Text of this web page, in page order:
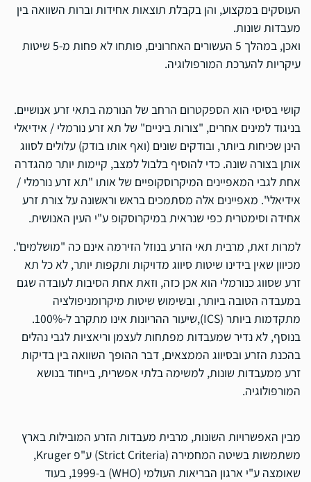
העוסקים במקצוע, והן בקבלת תוצאות אחידות וברות השוואה בין
מעבדות שונות.
ואכן, במהלך 5 העשורים האחרונים, פותחו לא פחות מ-5 שיטות
עיקריות להערכת המורפולוגיה.
קושי בסיסי הוא הספקטרום הרחב של הנורמה בתאי זרע אנושיים.
בניגוד למינים אחרים, "צורות ביניים" של תא זרע נורמלי / אידיאלי
הינן שכיחות ביותר, ובודקים שונים (ואף אותו בודק) עלולים לסווג
אותן בצורה שונה. כדי להוסיף בלבול למצב, קיימות יותר מהגדרה
אחת לגבי המאפיינים המיקרוסקופיים של אותו "תא זרע נורמלי /
אידיאלי". מאפיינים אלה מסתמכים בראש וראשונה על צורת זרע
אחידה וסימטרית כפי שנראית במיקרוסקופ ע"י העין האנושית.
למרות זאת, מרבית תאי הזרע בנוזל הזירמה אינם כה "מושלמים".
מכיוון שאין בידינו שיטות סיווג מדויקות ותקפות יותר, לא כל תא
זרע שסווג כנורמלי הוא אכן כזה, וזאת אחת הסיבות לעובדה שגם
במעבדה הטובה ביותר, ובשימוש שיטות מיקרומניפולציה
מתקדמות ביותר (ICS),שיעור ההריונות אינו מתקרב ל-100%.
בנוסף, לא נדיר שמעבדות מפתחות לעצמן וריאציות לגבי נהלים
בהכנת הזרע ובסיווג הממצאים, דבר ההופך השוואה בין בדיקות
זרע ממעבדות שונות, למשימה בלתי אפשרית, בייחוד בנושא
המורפולוגיה.
מבין האפשרויות השונות, מרבית מעבדות הזרע המובילות בארץ
משתמשות בשיטה המחמירה (Strict Criteria) ע"פ Kruger
,
שאומצה ע"י ארגון הבריאות העולמי (WHO
) ב-1999, בעוד